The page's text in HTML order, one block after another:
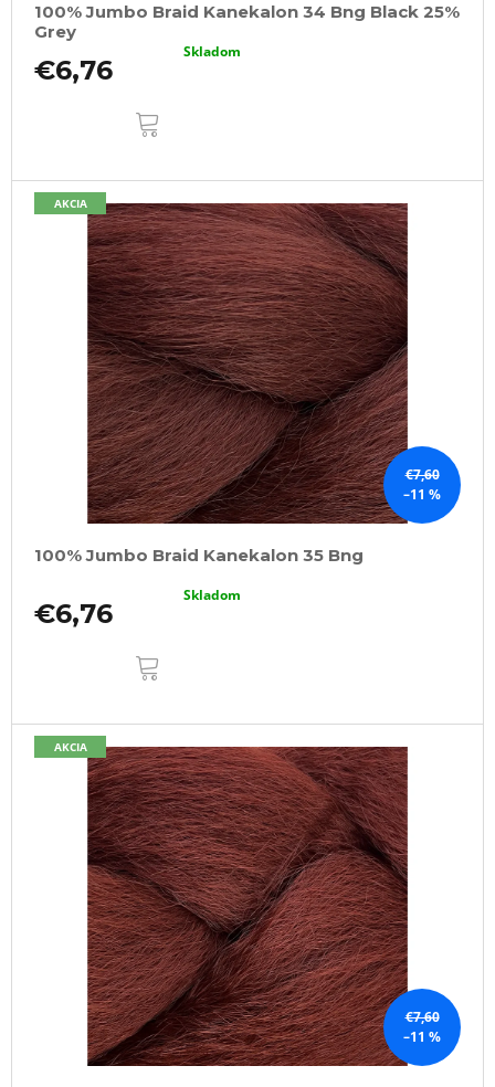
100% Jumbo Braid Kanekalon 34 Bng Black 25%
Grey
€6,76
Skladom
€7,60
–11 %
AKCIA
100% Jumbo Braid Kanekalon 35 Bng
€6,76
Skladom
€7,60
–11 %
AKCIA